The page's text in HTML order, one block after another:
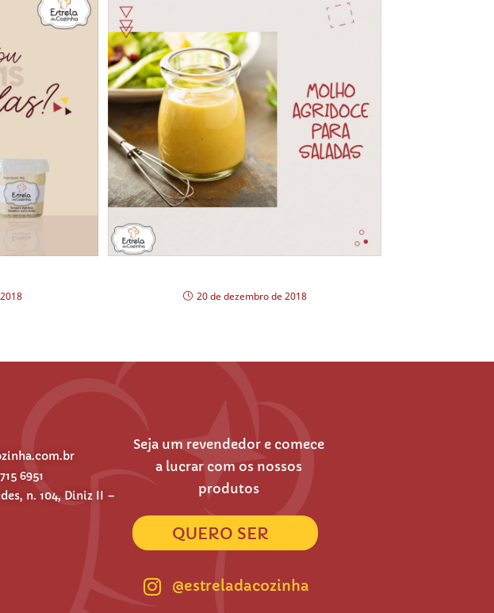
20 de dezembro de 2018
6951
n. 104, Diniz II –
Seja um revendedor e comece
a lucrar com os nossos
produtos
QUERO SER
@estreladacozinha